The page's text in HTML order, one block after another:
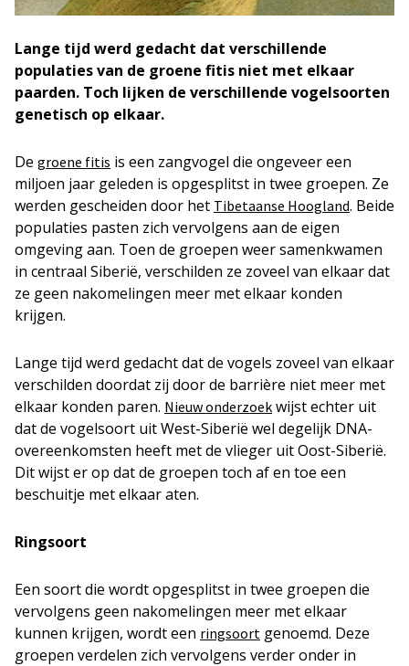
Lange tijd werd gedacht dat verschillende
populaties van de groene fitis niet met elkaar
paarden. Toch lijken de verschillende vogelsoorten
genetisch op elkaar.
De groene fitis is een zangvogel die ongeveer een
miljoen jaar geleden is opgesplitst in twee groepen. Ze
werden gescheiden door het Tibetaanse Hoogland. Beide
populaties pasten zich vervolgens aan de eigen
omgeving aan. Toen de groepen weer samenkwamen
in centraal Siberië, verschilden ze zoveel van elkaar dat
ze geen nakomelingen meer met elkaar konden
krijgen.
Lange tijd werd gedacht dat de vogels zoveel van elkaar
verschilden doordat zij door de barrière niet meer met
elkaar konden paren. Nieuw onderzoek wijst echter uit
dat de vogelsoort uit West-Siberië wel degelijk DNA-
overeenkomsten heeft met de vlieger uit Oost-Siberië.
Dit wijst er op dat de groepen toch af en toe een
beschuitje met elkaar aten.
Ringsoort
Een soort die wordt opgesplitst in twee groepen die
vervolgens geen nakomelingen meer met elkaar
kunnen krijgen, wordt een ringsoort genoemd. Deze
groepen verdelen zich vervolgens verder onder in